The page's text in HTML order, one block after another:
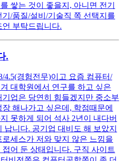
쌓는 것이 좋을지, 아니면 전기
/품질/설비/기술직 쪽 선택지를
언 부탁드립니다.
.
4.5(경험전무)이고 요즘 컴퓨터/
대학원에서 연구를 하고 싶은
업은 당연히 힘들겠지만 중소부
해나가고 싶은데, 학점때문에
못하게 되어 석사 2년이 내다버
납니다. 공기업 대비도 해 보았지
세스가 저와 맞지 않은 느낌을
어 둔 상태입니다. 구직 사이트